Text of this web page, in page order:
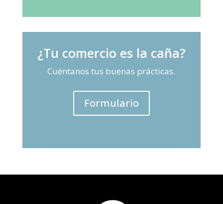
¿Tu comercio es la caña?
Cuéntanos tus buenas prácticas.
Formulario